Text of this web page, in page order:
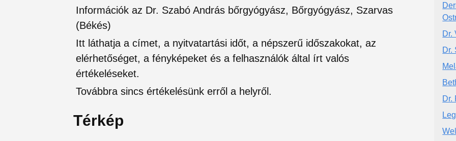
Információk az Dr. Szabó András bőrgyógyász, Bőrgyógyász, Szarvas
(Békés)
Itt láthatja a címet, a nyitvatartási időt, a népszerű időszakokat, az
elérhetőséget, a fényképeket és a felhasználók által írt valós
értékeléseket.
Továbbra sincs értékelésünk erről a helyről.
Térkép
Dr.
Dr.
Dr.